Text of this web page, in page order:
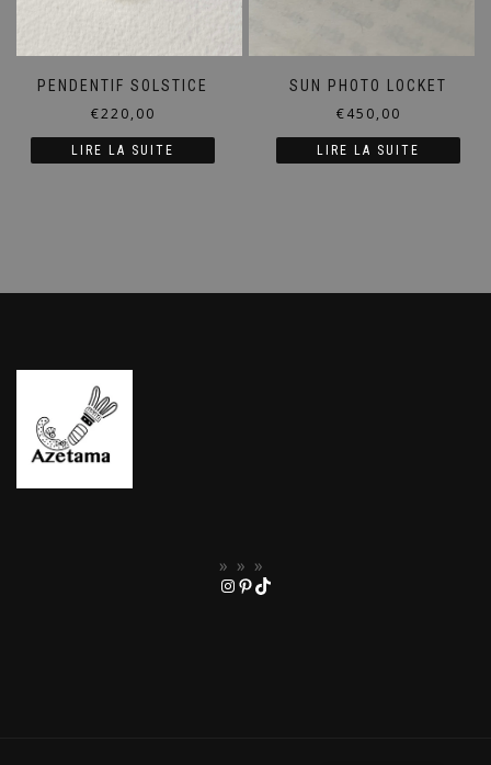
PENDENTIF SOLSTICE
€220,00
LIRE LA SUITE
SUN PHOTO LOCKET
€450,00
LIRE LA SUITE